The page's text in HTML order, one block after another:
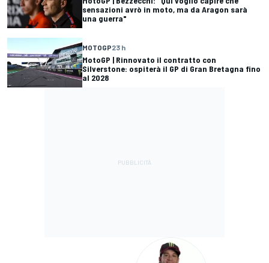
sensazioni avrò in moto, ma da Aragon sarà
una guerra"
MOTOGP23 h
MotoGP | Rinnovato il contratto con
Silverstone: ospiterà il GP di Gran Bretagna fino
al 2028